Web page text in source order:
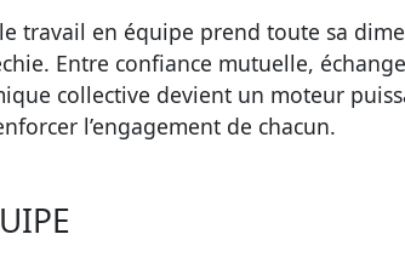
travail en équipe prend toute sa
Entre confiance mutuelle,
collective devient un moteur
l’engagement de chacun.